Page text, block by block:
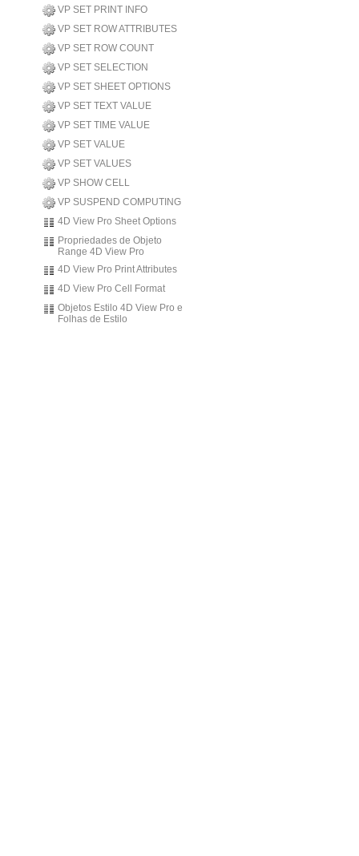
VP SET PRINT INFO
VP SET ROW ATTRIBUTES
VP SET ROW COUNT
VP SET SELECTION
VP SET SHEET OPTIONS
VP SET TEXT VALUE
VP SET TIME VALUE
VP SET VALUE
VP SET VALUES
VP SHOW CELL
VP SUSPEND COMPUTING
4D View Pro Sheet Options
Propriedades de Objeto
Range 4D View Pro
4D View Pro Print Attributes
4D View Pro Cell Format
Objetos Estilo 4D View Pro e
Folhas de Estilo